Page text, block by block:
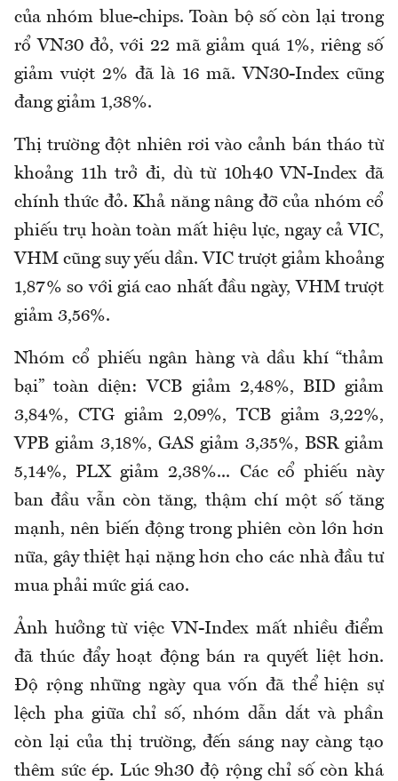
của nhóm blue-chips. Toàn bộ số còn lại trong
rổ VN30 đỏ, với 22 mã giảm quá 1%, riêng số
giảm vượt 2% đã là 16 mã. VN30-Index cũng
đang giảm 1,38%.
Thị trường đột nhiên rơi vào cảnh bán tháo từ
khoảng 11h trở đi, dù từ 10h40 VN-Index đã
chính thức đỏ. Khả năng nâng đỡ của nhóm cổ
phiếu trụ hoàn toàn mất hiệu lực, ngay cả VIC,
VHM cũng suy yếu dần. VIC trượt giảm khoảng
1,87% so với giá cao nhất đầu ngày, VHM trượt
giảm 3,56%.
Nhóm cổ phiếu ngân hàng và dầu khí “thảm
bại” toàn diện: VCB giảm 2,48%, BID giảm
3,84%, CTG giảm 2,09%, TCB giảm 3,22%,
VPB giảm 3,18%, GAS giảm 3,35%, BSR giảm
5,14%, PLX giảm 2,38%... Các cổ phiếu này
ban đầu vẫn còn tăng, thậm chí một số tăng
mạnh, nên biến động trong phiên còn lớn hơn
nữa, gây thiệt hại nặng hơn cho các nhà đầu tư
mua phải mức giá cao.
Ảnh hưởng từ việc VN-Index mất nhiều điểm
đã thúc đẩy hoạt động bán ra quyết liệt hơn.
Độ rộng những ngày qua vốn đã thể hiện sự
lệch pha giữa chỉ số, nhóm dẫn dắt và phần
còn lại của thị trường, đến sáng nay càng tạo
thêm sức ép. Lúc 9h30 độ rộng chỉ số còn khá